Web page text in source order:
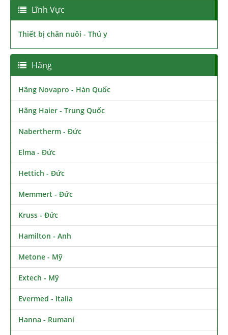
Lĩnh Vực
Thiết bị chăn nuôi - Thú y
Hãng
Hãng Novapro - Hàn Quốc
Hãng Haier - Trung Quốc
Nabertherm - Đức
Elma - Đức
Hettich - Đức
Memmert - Đức
Kruss - Đức
Hamilton - Anh
Metone - Mỹ
Extech - Mỹ
Evermed - Italia
Hanna - Rumani